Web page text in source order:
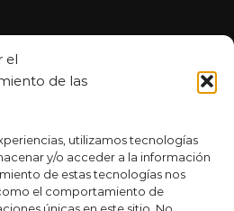
el
de las
utilizamos tecnologías
y/o acceder a la información
de estas tecnologías nos
el comportamiento de